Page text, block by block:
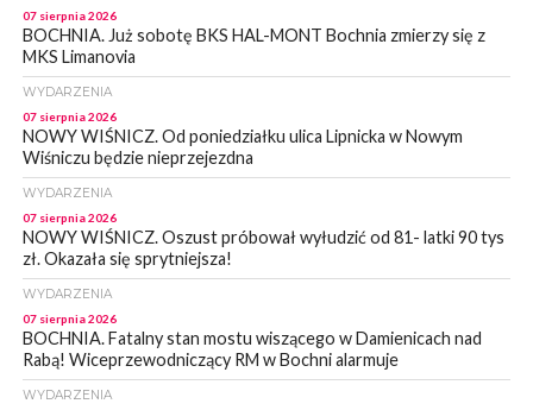
07 sierpnia 2026
BOCHNIA. Już sobotę BKS HAL-MONT Bochnia zmierzy się z
MKS Limanovia
WYDARZENIA
07 sierpnia 2026
NOWY WIŚNICZ. Od poniedziałku ulica Lipnicka w Nowym
Wiśniczu będzie nieprzejezdna
WYDARZENIA
07 sierpnia 2026
NOWY WIŚNICZ. Oszust próbował wyłudzić od 81- latki 90 tys
zł. Okazała się sprytniejsza!
WYDARZENIA
07 sierpnia 2026
BOCHNIA. Fatalny stan mostu wiszącego w Damienicach nad
Rabą! Wiceprzewodniczący RM w Bochni alarmuje
WYDARZENIA